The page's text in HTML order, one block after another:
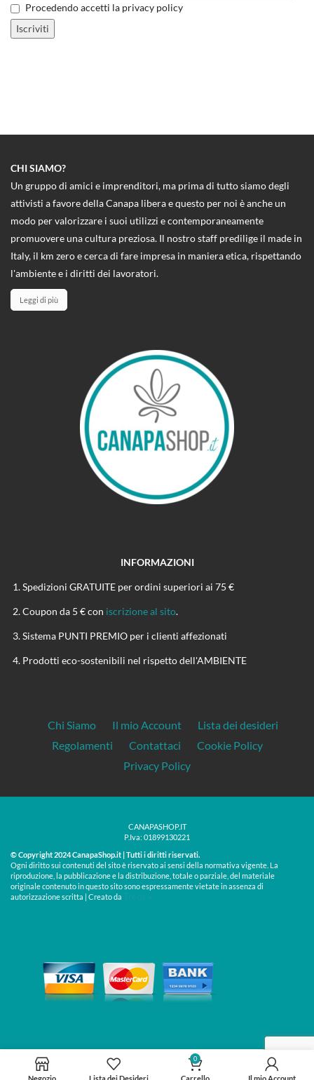
Procedendo accetti la privacy policy
CHI SIAMO?
Un gruppo di amici e imprenditori, ma prima di tutto siamo degli
attivisti a favore della Canapa libera e questo per noi è anche un
modo per valorizzare i suoi utilizzi e contemporaneamente
promuovere una cultura preziosa. Il nostro staff predilige il made in
Italy, il km zero e cerca di fare impresa in maniera etica, rispettando
l'ambiente e i diritti dei lavoratori.
Leggi di più
INFORMAZIONI
Spedizioni GRATUITE per ordini superiori ai 75 €
Coupon da 5 € con iscrizione al sito.
Sistema PUNTI PREMIO per i clienti affezionati
Prodotti eco-sostenibili nel rispetto dell'AMBIENTE
Chi Siamo Il mio Account
Lista dei desideri
Regolamenti
Contattaci
Cookie Policy
Privacy Policy
CANAPASHOP.IT
P.Iva: 01899130221
© Copyright 2024 CanapaShop.it | Tutti i diritti riservati.
Ogni diritto sui contenuti del sito è riservato ai sensi della normativa vigente. La
riproduzione, la pubblicazione e la distribuzione, totale o parziale, del materiale
originale contenuto in questo sito sono espressamente vietate in assenza di
autorizzazione scritta | Creato da
0